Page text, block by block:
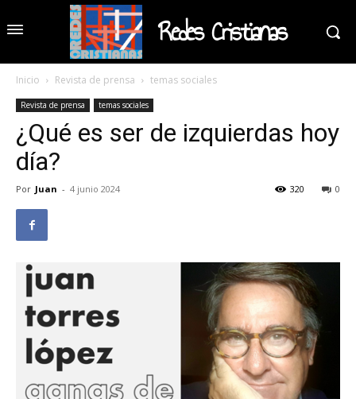
Redes Cristianas
Inicio Revista de prensa temas sociales
Revista de prensa temas sociales
¿Qué es ser de izquierdas hoy
día?
Por Juan - 4 junio 2024 0
320